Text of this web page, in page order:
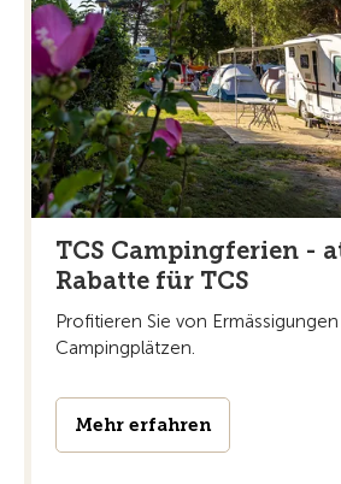
TCS Campingferien -
Rabatte für TCS
Profitieren Sie von
Campingplätzen.
Mehr erfahren